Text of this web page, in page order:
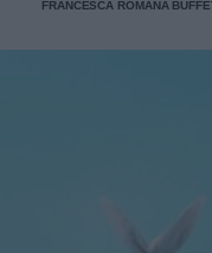
FRANCESCA ROMANA